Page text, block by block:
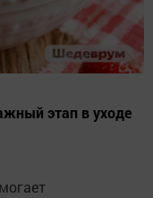
этап в уходе